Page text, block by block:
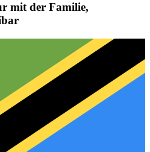
mit der Familie,